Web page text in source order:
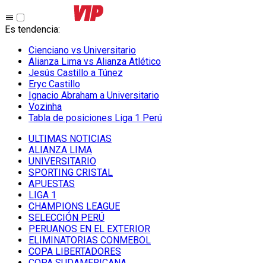
Es tendencia:
Cienciano vs Universitario
Alianza Lima vs Alianza Atlético
Jesús Castillo a Túnez
Eryc Castillo
Ignacio Abraham a Universitario
Vozinha
Tabla de posiciones Liga 1 Perú
ULTIMAS NOTICIAS
ALIANZA LIMA
UNIVERSITARIO
SPORTING CRISTAL
APUESTAS
LIGA 1
CHAMPIONS LEAGUE
SELECCIÓN PERÚ
PERUANOS EN EL EXTERIOR
ELIMINATORIAS CONMEBOL
COPA LIBERTADORES